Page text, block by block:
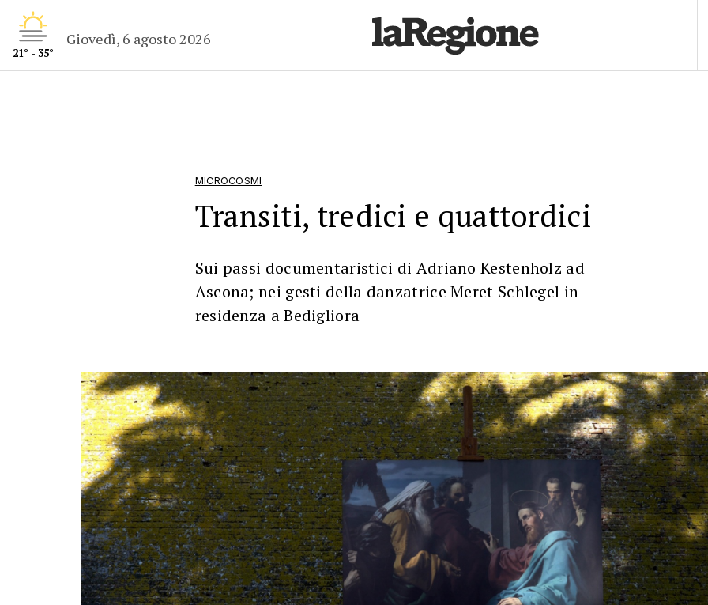
21° - 35°
Giovedì, 6 agosto 2026
MICROCOSMI
Transiti, tredici e quattordici
Sui passi documentaristici di Adriano Kestenholz ad
Ascona; nei gesti della danzatrice Meret Schlegel in
residenza a Bedigliora